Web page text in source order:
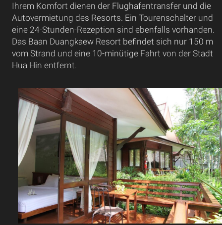
Ihrem Komfort dienen der Flughafentransfer und die
Autovermietung des Resorts. Ein Tourenschalter und
eine 24-Stunden-Rezeption sind ebenfalls vorhanden.
Das Baan Duangkaew Resort befindet sich nur 150 m
vom Strand und eine 10-minütige Fahrt von der Stadt
Hua Hin entfernt.